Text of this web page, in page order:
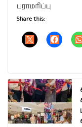
பராமரிப்பு
Share this: